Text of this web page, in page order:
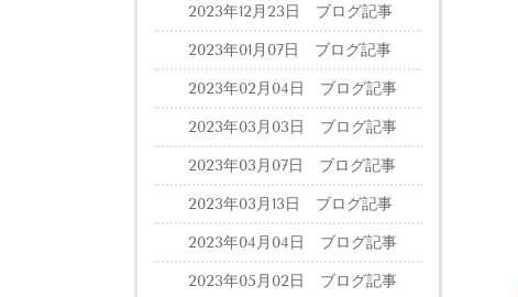
2023年12月23日 ブログ記事
2023年01月07日 ブログ記事
2023年02月04日 ブログ記事
2023年03月03日 ブログ記事
2023年03月07日 ブログ記事
2023年03月13日 ブログ記事
2023年04月04日 ブログ記事
2023年05月02日 ブログ記事